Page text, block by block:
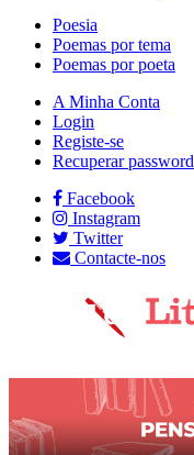
Poesia
Poemas por tema
Poemas por poeta
A Minha Conta
Login
Registe-se
Recuperar password
Facebook
Instagram
Twitter
Contacte-nos